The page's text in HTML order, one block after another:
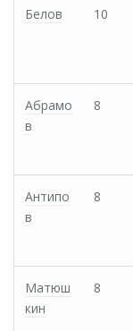
Белов 10
Абрамо
в
8
Антипо
в
8
Матюш
кин
8